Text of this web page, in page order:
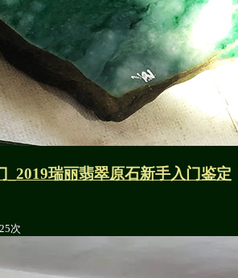
_2019瑞丽翡翠原石新手入门鉴定
次